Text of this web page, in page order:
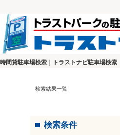
時間貸駐車場検索｜トラストナビ駐車場検索
検索結果一覧
検索条件